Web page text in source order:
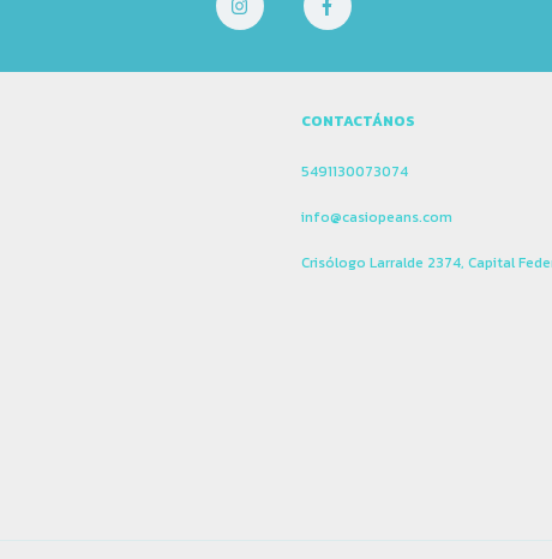
CONTACTÁNOS
5491130073074
info@casiopeans.com
Crisólogo Larralde 2374, Capital